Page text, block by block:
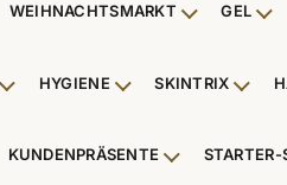
WEIHNACHTSMARKT Untermenü
GEL
Untermenü Nagelfeilen,
HYGIENE Untermenü
SKINTRIX
Verpackungen &
KUNDENPRÄSENTE Untermenü
STARTER-